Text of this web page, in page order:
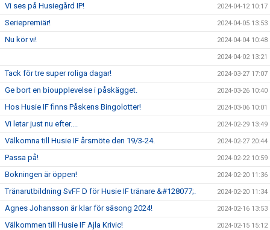
Vi ses på Husiegård IP! 2024-04-12 10:17
Seriepremiär! 2024-04-05 13:53
Nu kör vi! 2024-04-04 10:48
2024-04-02 13:21
Tack för tre super roliga dagar! 2024-03-27 17:07
Ge bort en bioupplevelse i påskägget. 2024-03-26 10:40
Hos Husie IF finns Påskens Bingolotter! 2024-03-06 10:01
Vi letar just nu efter.... 2024-02-29 13:49
Välkomna till Husie IF årsmöte den 19/3-24. 2024-02-27 20:44
Passa på! 2024-02-22 10:59
Bokningen är öppen! 2024-02-20 11:36
Tränarutbildning SvFF D för Husie IF tränare &#128077;. 2024-02-20 11:34
Agnes Johansson är klar för säsong 2024! 2024-02-16 13:53
Välkommen till Husie IF Ajla Krivic! 2024-02-15 15:12